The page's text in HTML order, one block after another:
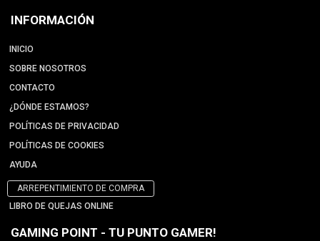
INFORMACIÓN
INICIO
SOBRE NOSOTROS
CONTACTO
¿DÓNDE ESTAMOS?
POLÍTICAS DE PRIVACIDAD
POLÍTICAS DE COOKIES
AYUDA
ARREPENTIMIENTO DE COMPRA
LIBRO DE QUEJAS ONLINE
GAMING POINT - TU PUNTO GAMER!